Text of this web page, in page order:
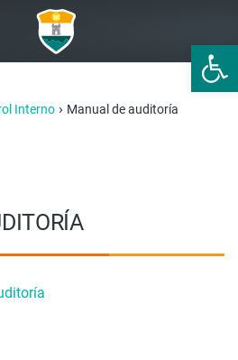
Abrir
Interno › Manual de auditoría